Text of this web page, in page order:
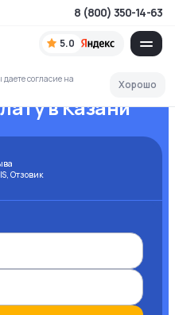
5.0
8 (800) 350-14-63
согласие на
Хорошо
в Казани
Отзовик